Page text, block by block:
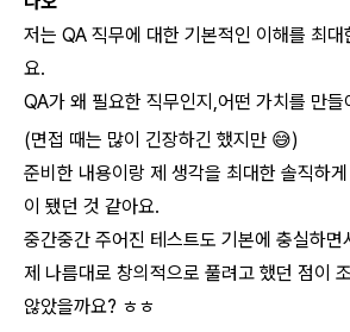
저는 QA 직무에 대한 기본적인 이해를 최대
요.
QA가 왜 필요한 직무인지,어떤 가치를 만들
(면접 때는 많이 긴장하긴 했지만 😅)
준비한 내용이랑 제 생각을 최대한 솔직하
이 됐던 것 같아요.
중간중간 주어진 테스트도 기본에 충실하면
제 나름대로 창의적으로 풀려고 했던 점이
않았을까요? ㅎㅎ